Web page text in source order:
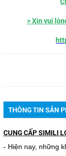
> Xin vui
THÔNG TIN SẢN
CUNG CẤP SIMILI
- Hiện nay, những